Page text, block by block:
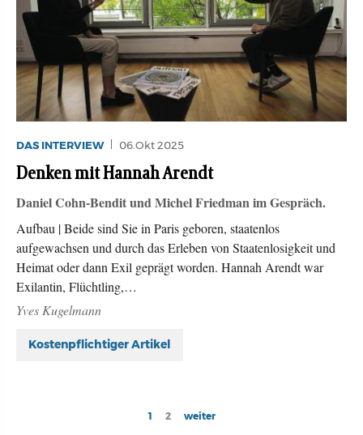
DAS INTERVIEW 06.Okt 2025
Denken mit Hannah Arendt
Daniel Cohn-Bendit und Michel Friedman im Gespräch.
Aufbau | Beide sind Sie in Paris geboren, staatenlos
aufgewachsen und durch das Erleben von Staatenlosigkeit und
Heimat oder dann Exil geprägt worden. Hannah Arendt war
Exilantin, Flüchtling,…
Yves Kugelmann
Kostenpflichtiger Artikel
SeitennummerierungCurrent
1 Page
2
Next
weiter